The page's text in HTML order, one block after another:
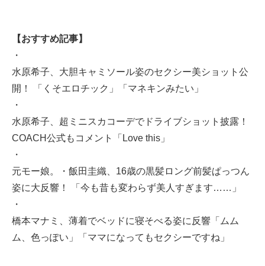
【おすすめ記事】
・
水原希子、大胆キャミソール姿のセクシー美ショット公
開！ 「くそエロチック」「マネキンみたい」
・
水原希子、超ミニスカコーデでドライブショット披露！
COACH公式もコメント「Love this」
・
元モー娘。・飯田圭織、16歳の黒髪ロング前髪ぱっつん
姿に大反響！ 「今も昔も変わらず美人すぎます……」
・
橋本マナミ、薄着でベッドに寝そべる姿に反響「ムム
ム、色っぽい」「ママになってもセクシーですね」